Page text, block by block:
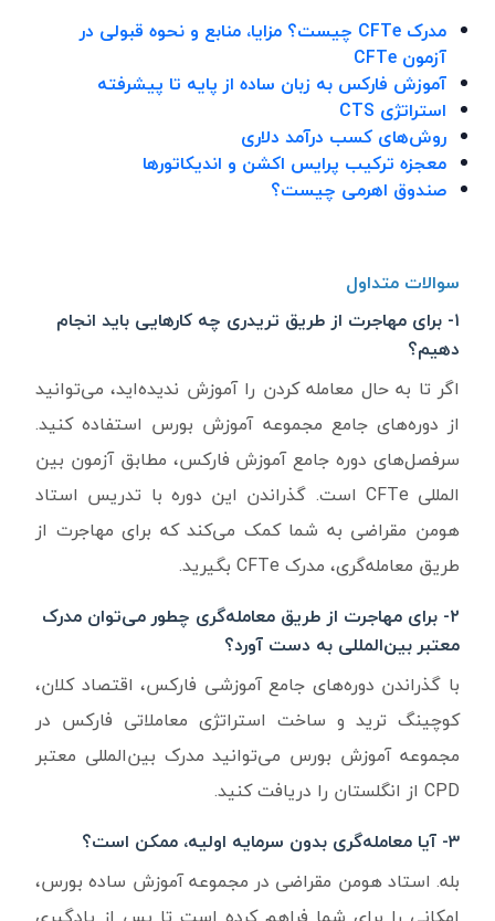
مدرک CFTe چیست؟ مزایا، منابع و نحوه قبولی در
آزمون CFTe
آموزش فارکس به زبان ساده از پایه تا پیشرفته
استراتژی CTS
روش‌های کسب درآمد دلاری
معجزه ترکیب پرایس اکشن و اندیکاتورها
صندوق اهرمی چیست؟
سوالات متداول
۱- برای مهاجرت از طریق تریدری چه کارهایی باید انجام
دهیم؟
اگر تا به حال معامله کردن را آموزش ندیده‌اید، می‌توانید
از دوره‌های جامع مجموعه آموزش بورس استفاده کنید.
سرفصل‌های دوره جامع آموزش فارکس، مطابق آزمون بین
المللی CFTe است. گذراندن این دوره با تدریس استاد
هومن مقراضی به شما کمک می‌کند که برای مهاجرت از
طریق معامله‌گری، مدرک CFTe بگیرید.
۲- برای مهاجرت از طریق معامله‌گری چطور می‌توان مدرک
معتبر بین‌المللی به دست آورد؟
با گذراندن دوره‌های جامع آموزشی فارکس، اقتصاد کلان،
کوچینگ ترید و ساخت استراتژی معاملاتی فارکس در
مجموعه آموزش بورس می‌توانید مدرک بین‌المللی معتبر
CPD از انگلستان را دریافت کنید.
۳- آیا معامله‌گری بدون سرمایه اولیه، ممکن است؟
بله. استاد هومن مقراضی در مجموعه آموزش ساده بورس،